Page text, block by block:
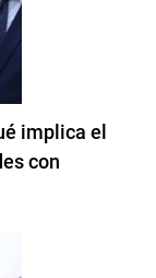
implica el
con